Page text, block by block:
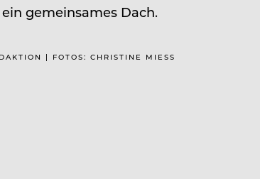
gemeinsames Dach.
| FOTOS: CHRISTINE MIESS